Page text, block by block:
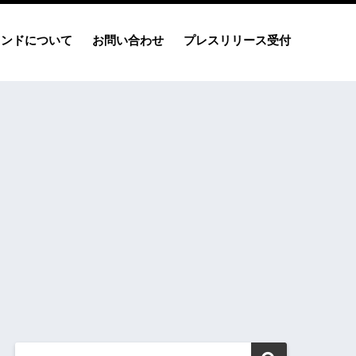
ドについて お問い合わせ プレスリリース受付